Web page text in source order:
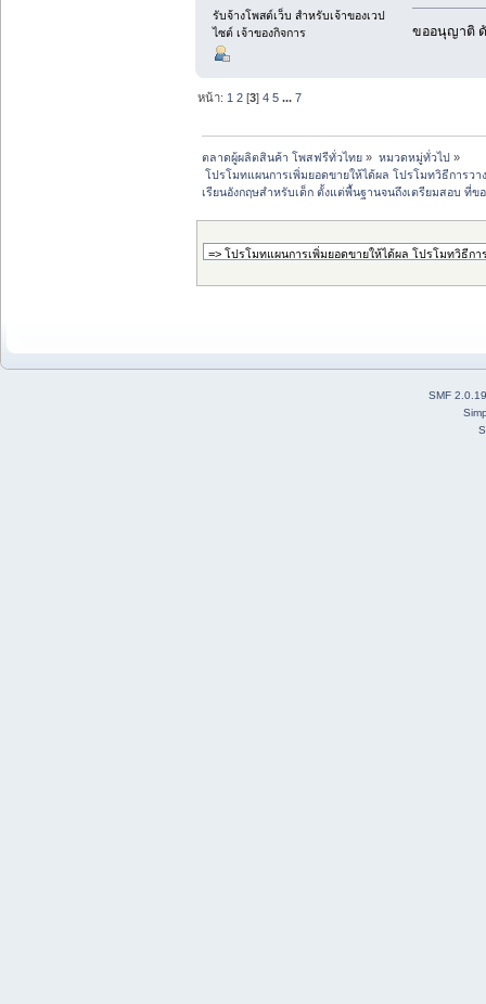
รับจ้างโพสต์เว็บ สำหรับเจ้าของเวป
ไซต์ เจ้าของกิจการ
ขออนุญาติ
หน้า: 1 2 [3]4 5 ...7
ตลาดผู้ผลิตสินค้า โพสฟรีทั่วไทย » หมวดหมู่ทั่วไป»
โปรโมทแผนการเพิ่มยอดขายให้ได้ผล โปรโมทวิธีการวา
เรียนอังกฤษสำหรับเด็ก ตั้งแต่พื้นฐานจนถึงเตรียมสอบ ที่ข
SMF 2.0.19